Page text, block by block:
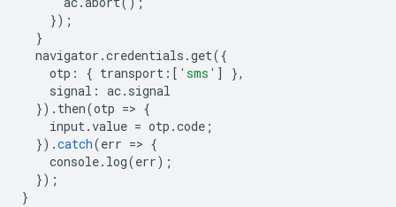
});
}
navigator .credentials .get({
otp : { transport : [ 'sms' ]
},
signal : ac. signal
}). then(otp => {
input.value = otp .code ;
}).catch(err => {
console. log(err);
});
}